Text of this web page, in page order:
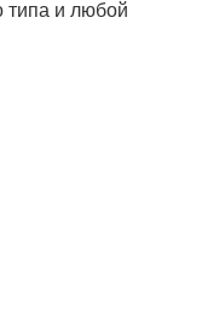
типа и любой